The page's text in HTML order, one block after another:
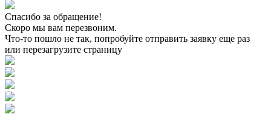
Спасибо за обращение!
Скоро мы вам перезвоним.
Что-то пошло не так, попробуйте отправить заявку еще раз
или перезагрузите страницу